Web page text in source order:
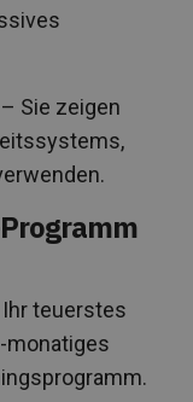
– Sie zeigen
teuerstes
monatiges